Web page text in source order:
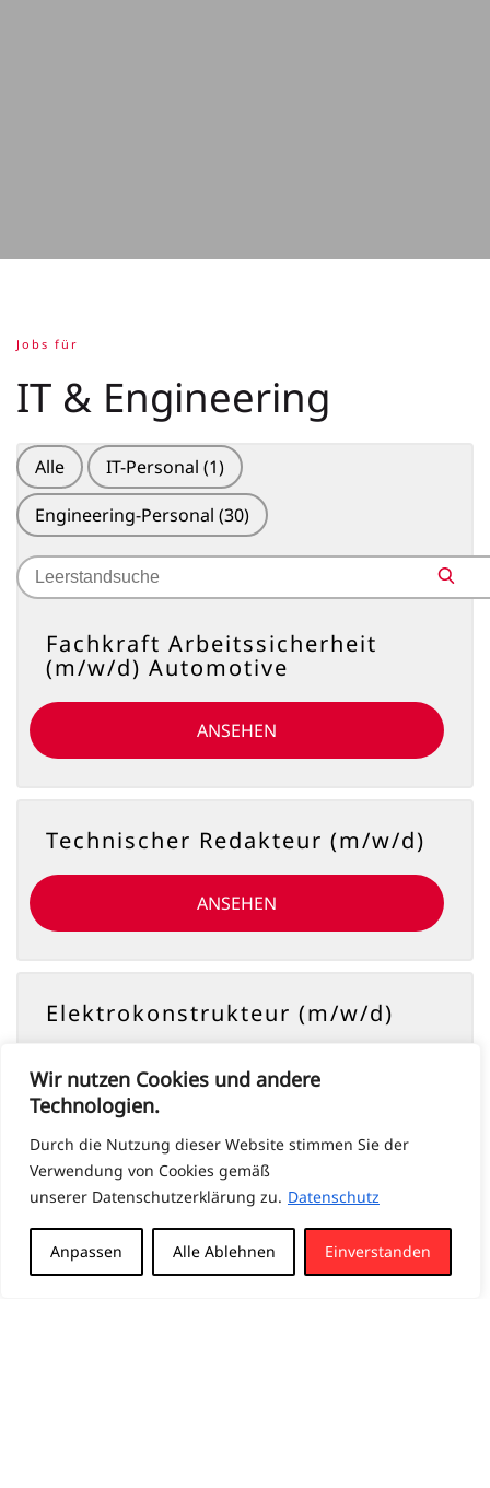
Wir nutzen Cookies und andere
Technologien.
Durch die Nutzung dieser Website stimmen Sie der
Verwendung von Cookies gemäß
unserer Datenschutzerklärung zu. Datenschutz
Anpassen Alle Ablehnen Einverstanden
Jobs für
IT & Engineering
Alle IT-Personal (1)
Engineering-Personal (30)
Search
for
jobsFachkraft Arbeitssicherheit
(m/w/d) Automotive
ANSEHEN
Technischer Redakteur (m/w/d)
ANSEHEN
Elektrokonstrukteur (m/w/d)
ANSEHEN
Fachlagerist (m/w/d)
Lagerlogistik
ANSEHEN